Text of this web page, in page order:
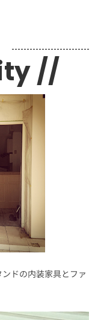
//
ドの内装家具とファ